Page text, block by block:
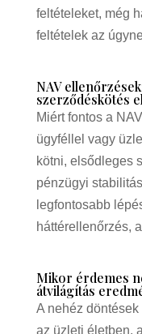
feltételeket, még
feltételek az
NAV
szerződéskötés
Miért fontos a
ügyféllel vagy
kötni, elsődleges
pénzügyi
legfontosabb
háttérellenőrzés,
Mikor érdemes
átvilágítás
A nehéz
az üzleti életben,